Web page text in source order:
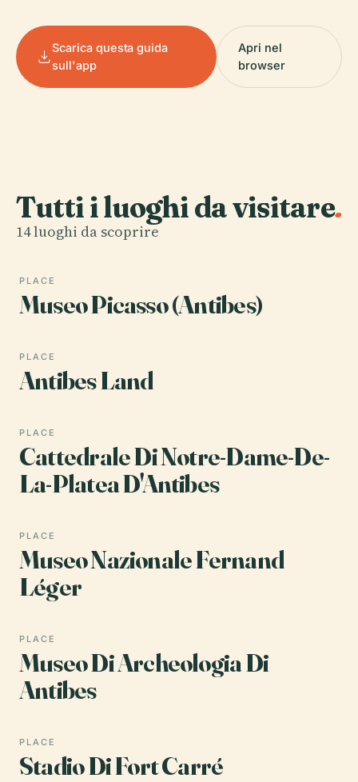
Scarica questa guida
sull'app
Apri nel
browser
Tutti i luoghi da visitare.
14 luoghi da scoprire
PLACE
Museo Picasso (Antibes)
PLACE
Antibes Land
PLACE
Cattedrale Di Notre-Dame-De-
La-Platea D'Antibes
PLACE
Museo Nazionale Fernand
Léger
PLACE
Museo Di Archeologia Di
Antibes
PLACE
Stadio Di Fort Carré